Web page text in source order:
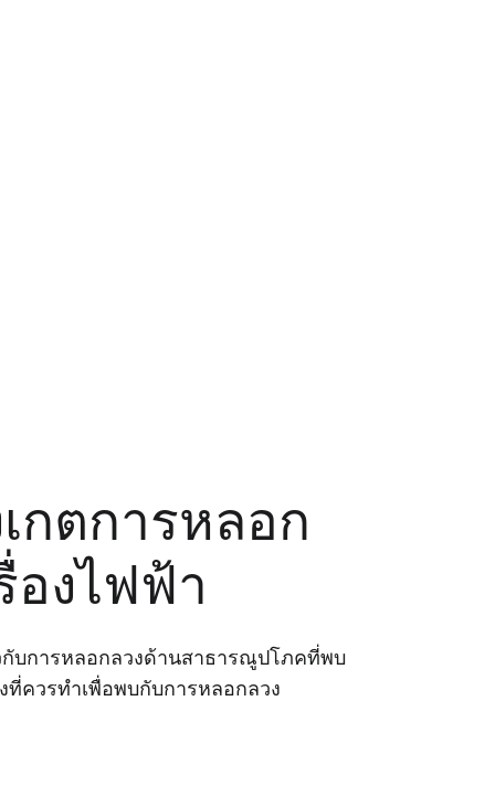
กตการหลอก
องไฟฟ้า
บการหลอกลวงด้านสาธารณูปโภคที่พบ
ที่ควรทำเพื่อพบกับการหลอกลวง